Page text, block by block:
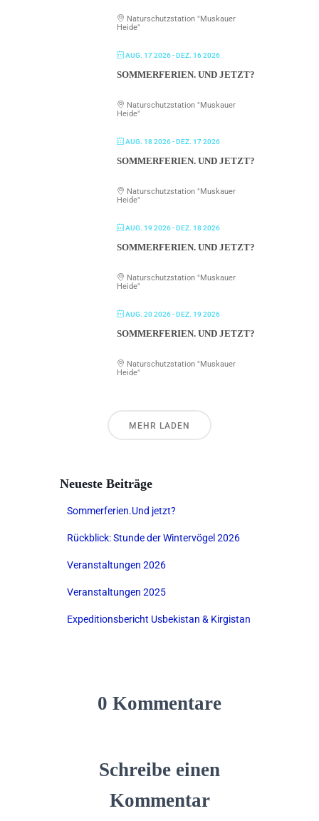
Naturschutzstation "Muskauer
Heide"
AUG. 17 2026- DEZ. 16 2026
SOMMERFERIEN. UND JETZT?
Naturschutzstation "Muskauer
Heide"
AUG. 18 2026- DEZ. 17 2026
SOMMERFERIEN. UND JETZT?
Naturschutzstation "Muskauer
Heide"
AUG. 19 2026- DEZ. 18 2026
SOMMERFERIEN. UND JETZT?
Naturschutzstation "Muskauer
Heide"
AUG. 20 2026- DEZ. 19 2026
SOMMERFERIEN. UND JETZT?
Naturschutzstation "Muskauer
Heide"
MEHR LADEN
Neueste Beiträge
Sommerferien.Und jetzt?
Rückblick: Stunde der Wintervögel 2026
Veranstaltungen 2026
Veranstaltungen 2025
Expeditionsbericht Usbekistan & Kirgistan
0 Kommentare
Schreibe einen
Kommentar